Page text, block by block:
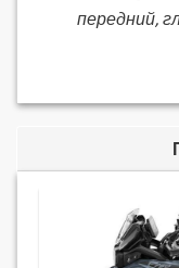
передний,